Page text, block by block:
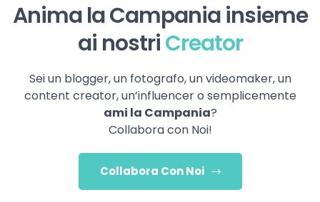
Anima la Campania insieme
ai nostriCreator
Sei un blogger, un fotografo, un videomaker, un
content creator, un’influencer o semplicemente
ami la Campania?
Collabora con Noi!
Collabora Con Noi